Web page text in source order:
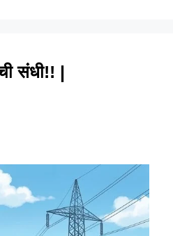
संधी!! |